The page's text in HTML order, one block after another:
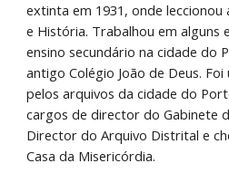
extinta em 1931, onde leccionou
e História. Trabalhou em alguns
ensino secundário na cidade do
antigo Colégio João de Deus.
pelos arquivos da cidade do
cargos de director do Gabinete
Director do Arquivo Distrital e
Casa da Misericórdia.